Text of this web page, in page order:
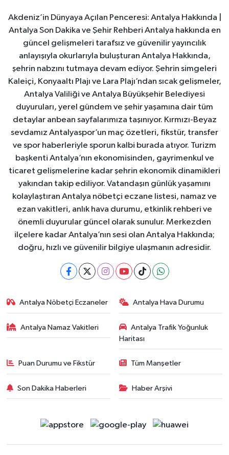
Akdeniz’in Dünyaya Açılan Penceresi: Antalya Hakkında |
Antalya Son Dakika ve Şehir Rehberi Antalya hakkında en
güncel gelişmeleri tarafsız ve güvenilir yayıncılık
anlayışıyla okurlarıyla buluşturan Antalya Hakkında,
şehrin nabzını tutmaya devam ediyor. Şehrin simgeleri
Kaleiçi, Konyaaltı Plajı ve Lara Plajı’ndan sıcak gelişmeler,
Antalya Valiliği ve Antalya Büyükşehir Belediyesi
duyuruları, yerel gündem ve şehir yaşamına dair tüm
detaylar anbean sayfalarımıza taşınıyor. Kırmızı-Beyaz
sevdamız Antalyaspor’un maç özetleri, fikstür, transfer
ve spor haberleriyle sporun kalbi burada atıyor. Turizm
başkenti Antalya’nın ekonomisinden, gayrimenkul ve
ticaret gelişmelerine kadar şehrin ekonomik dinamikleri
yakından takip ediliyor. Vatandaşın günlük yaşamını
kolaylaştıran Antalya nöbetçi eczane listesi, namaz ve
ezan vakitleri, anlık hava durumu, etkinlik rehberi ve
önemli duyurular güncel olarak sunulur. Merkezden
ilçelere kadar Antalya’nın sesi olan Antalya Hakkında;
doğru, hızlı ve güvenilir bilgiye ulaşmanın adresidir.
Antalya Nöbetçi Eczaneler Antalya Hava Durumu
Antalya Namaz Vakitleri
Antalya Trafik Yoğunluk
Haritası
Puan Durumu ve Fikstür Tüm Manşetler
Son Dakika Haberleri Haber Arşivi